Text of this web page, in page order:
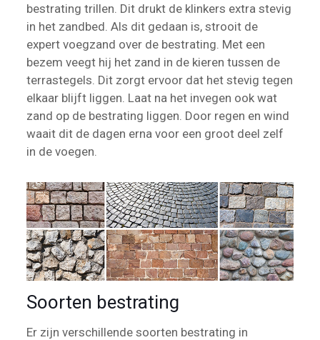
bestrating trillen. Dit drukt de klinkers extra stevig
in het zandbed. Als dit gedaan is, strooit de
expert voegzand over de bestrating. Met een
bezem veegt hij het zand in de kieren tussen de
terrastegels. Dit zorgt ervoor dat het stevig tegen
elkaar blijft liggen. Laat na het invegen ook wat
zand op de bestrating liggen. Door regen en wind
waait dit de dagen erna voor een groot deel zelf
in de voegen.
Soorten bestrating
Er zijn verschillende soorten bestrating in